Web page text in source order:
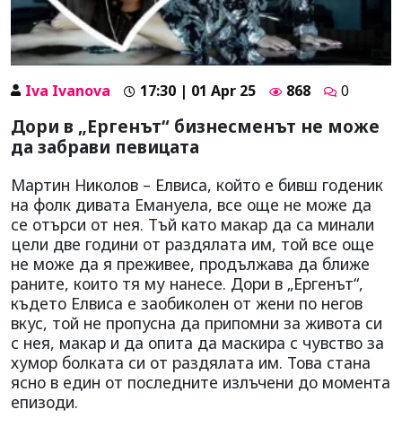
Iva Ivanova 17:30 | 01 Apr 25 868 0
Дори в „Ергенът“ бизнесменът не може
да забрави певицата
Мартин Николов – Елвиса, който е бивш годеник
на фолк дивата Емануела, все още не може да
се отърси от нея. Тъй като макар да са минали
цели две години от раздялата им, той все още
не може да я преживее, продължава да ближе
раните, които тя му нанесе. Дори в „Ергенът“,
където Елвиса е заобиколен от жени по негов
вкус, той не пропусна да припомни за живота си
с нея, макар и да опита да маскира с чувство за
хумор болката си от раздялата им. Това стана
ясно в един от последните излъчени до момента
епизоди.